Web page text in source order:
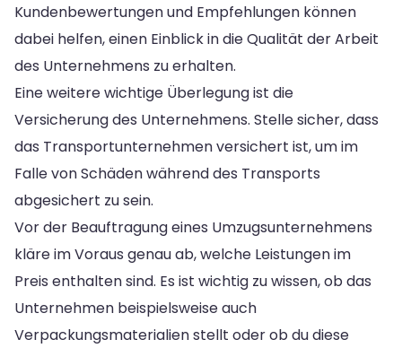
Kundenbewertungen und Empfehlungen können
dabei helfen, einen Einblick in die Qualität der Arbeit
des Unternehmens zu erhalten.
Eine weitere wichtige Überlegung ist die
Versicherung des Unternehmens. Stelle sicher, dass
das Transportunternehmen versichert ist, um im
Falle von Schäden während des Transports
abgesichert zu sein.
Vor der Beauftragung eines Umzugsunternehmens
kläre im Voraus genau ab, welche Leistungen im
Preis enthalten sind. Es ist wichtig zu wissen, ob das
Unternehmen beispielsweise auch
Verpackungsmaterialien stellt oder ob du diese